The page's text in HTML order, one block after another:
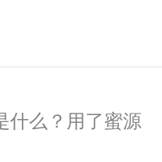
什么？用了蜜源